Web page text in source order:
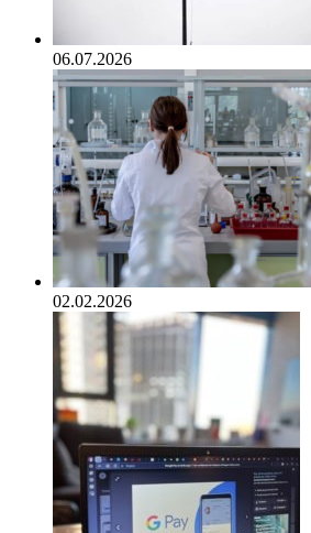
06.07.2026
02.02.2026